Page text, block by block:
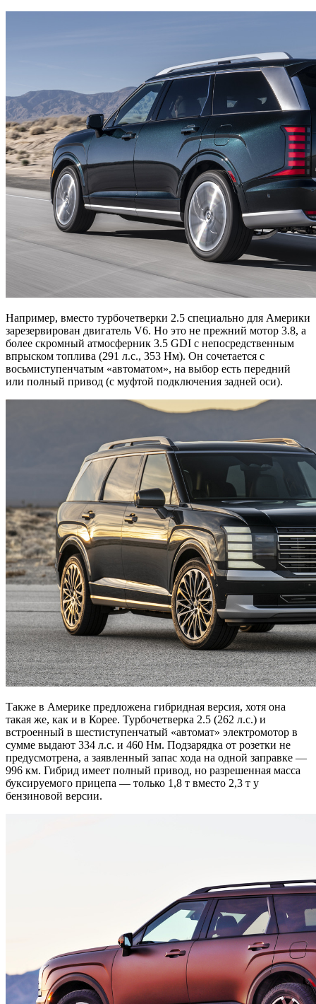
Например, вместо турбочетверки 2.5 специально для Америки
зарезервирован двигатель V6. Но это не прежний мотор 3.8, а
более скромный атмосферник 3.5 GDI с непосредственным
впрыском топлива (291 л.с., 353 Нм). Он сочетается с
восьмиступенчатым «автоматом», на выбор есть передний
или полный привод (с муфтой подключения задней оси).
Также в Америке предложена гибридная версия, хотя она
такая же, как и в Корее. Турбочетверка 2.5 (262 л.с.) и
встроенный в шестиступенчатый «автомат» электромотор в
сумме выдают 334 л.с. и 460 Нм. Подзарядка от розетки не
предусмотрена, а заявленный запас хода на одной заправке —
996 км. Гибрид имеет полный привод, но разрешенная масса
буксируемого прицепа — только 1,8 т вместо 2,3 т у
бензиновой версии.